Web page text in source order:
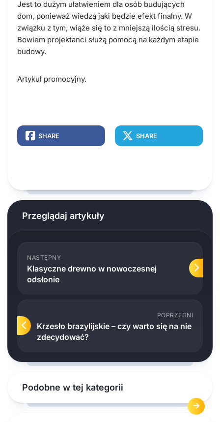
Jest to dużym ułatwieniem dla osób budujących
dom, ponieważ wiedzą jaki będzie efekt finalny. W
związku z tym, wiąże się to z mniejszą ilością stresu.
Bowiem projektanci służą pomocą na każdym etapie
budowy.
Artykuł promocyjny.
SHARE SHARE
Przeglądaj artykuły
NASTĘPNY
Klasyczne drewno w nowoczesnej
odsłonie
POPRZEDNI
Krzesło brazylijskie – czy warto się na nie
zdecydować?
Podobne w tej kategorii